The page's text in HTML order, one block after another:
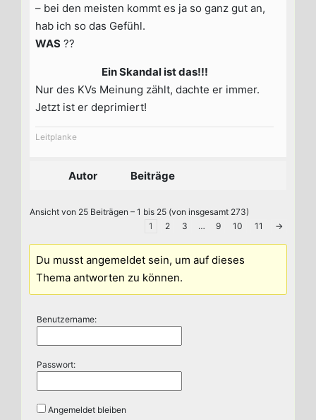
– bei den meisten kommt es ja so ganz gut an,
hab ich so das Gefühl.
WAS ??
Ein Skandal ist das!!!
Nur des KVs Meinung zählt, dachte er immer.
Jetzt ist er deprimiert!
Leitplanke
Autor Beiträge
Ansicht von 25 Beiträgen – 1 bis 25 (von insgesamt 273)
1
2 3 … 9 10 11 →
Du musst angemeldet sein, um auf dieses
Thema antworten zu können.
Benutzername:
Passwort:
Angemeldet bleiben